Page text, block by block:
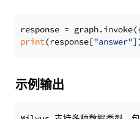
response =
print(response["answer"
示例输出